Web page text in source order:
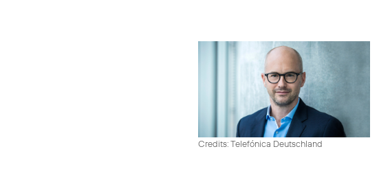
Credits: Telefónica Deutschland